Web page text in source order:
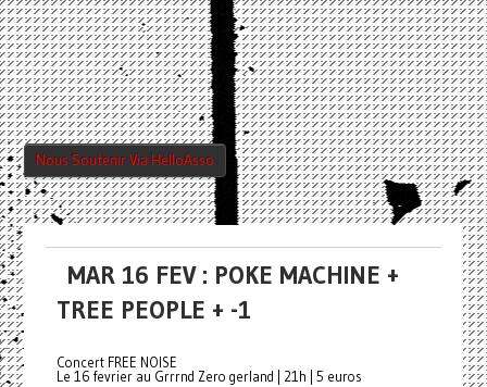
Nous Soutenir Via HelloAsso
MAR 16 FEV : POKE MACHINE +
TREE PEOPLE + -1
Concert FREE NOISE
Le 16 fevrier au Grrrnd Zero gerland | 21h | 5 euros